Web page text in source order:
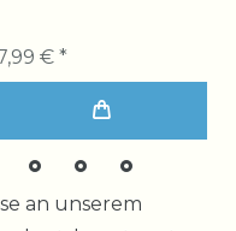
€ *
an unserem